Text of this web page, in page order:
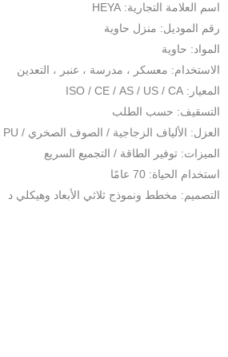
اسم العلامة التجارية: HEYA
رقم الموديل: منزل حاوية
المواد: حاوية
الاستخدام: معسكر ، مدرسة ، عنبر ، التعدين
المعيار: ISO / CE / AS / US / CA
التسقيف: حسب الطلب
العزل: الألياف الزجاجية / الصوف الصخري / PU
الميزات: توفير الطاقة / التجميع السريع
استخدام الحياة: 70 عامًا
التصميم: مخطط ونموذج ثلاثي الأبعاد وهيكلي د